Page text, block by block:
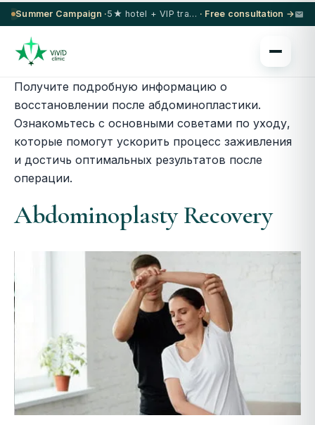
Summer Campaign · 5★ hotel + VIP transfer on select procedures · Free consultation →
Получите подробную информацию о
восстановлении после абдоминопластики.
Ознакомьтесь с основными советами по уходу,
которые помогут ускорить процесс заживления
и достичь оптимальных результатов после
операции.
Abdominoplasty Recovery